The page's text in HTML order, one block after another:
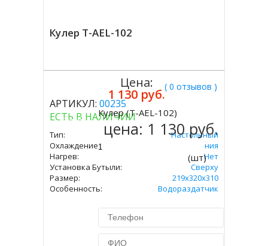
Кулер T-AEL-102
( 0 отзывов )
АРТИКУЛ: 00235
ЕСТЬ В НАЛИЧИИ
Тип:
Настольный
Охлаждение:
Без Охлаждения
Нагрев:
Нет
Установка Бутыли:
Сверху
Размер:
219х320х310
Особенность:
Водораздатчик
Цена:
1 130 руб.
Купить
Кулер (T-AEL-102)
цена: 1 130 руб.
(шт)